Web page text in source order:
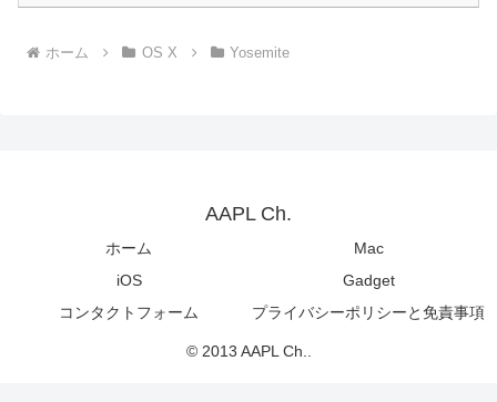
ホーム OS X Yosemite
AAPL Ch.
ホーム
Mac
iOS
Gadget
コンタクトフォーム
プライバシーポリシーと免責事項
© 2013 AAPL Ch..